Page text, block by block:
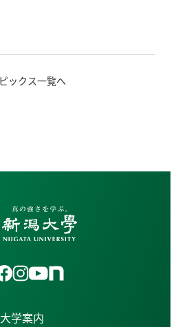
ックス一覧へ
大学案内